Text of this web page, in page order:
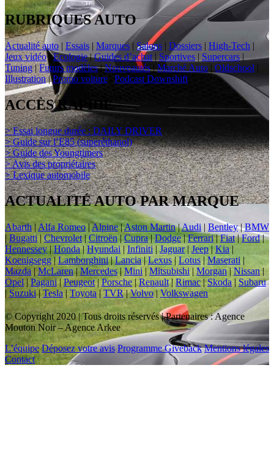
RUBRIQUES AUTO
Actualité auto | Essais | Marques |Salons | Dossiers | High-Tech |
Jeux vidéo|Ecologie|Guides d’achat | Sportives | Supercars |
Tuning|Futurs modèles|Nouveautés|Marché Auto | Oldschool |
Illustration|Promo voiture Podcast Downshift
ACCÈS RAPIDE
> Essai longue durée : DAILY DRIVER
> Guide sur l’E85 (superéthanol)
> Guide des Youngtimers
> Avis des propriétaires
> Lexique automobile
ACTUALITÉ AUTO PAR MARQUE
Abarth | Alfa Romeo|Alpine|Aston Martin|Audi | Bentley|BMW
| Bugatti|Chevrolet|Citroën |Cupra|Dodge|Ferrari|Fiat|Ford|
Hennessey|Honda| Hyundai | Infiniti |Jaguar| Jeep|Kia |
Koenigsegg|Lamborghini|Lancia|Lexus | Lotus| Maserati |
Mazda |McLaren|Mercedes | Mini | Mitsubishi | Morgan|Nissan|
Opel | Pagani|Peugeot|Porsche|Renault| Rimac|Skoda | Subaru
| Suzuki|Tesla| Toyota | TVR|Volvo| Volkswagen
© Copyright 2020 | Tous droits réservés | Partenaires : Agence
Mouton Noir – Agence Arkee
L’équipe Déposez votre avis Programme Giveback Mentions légales
Contact